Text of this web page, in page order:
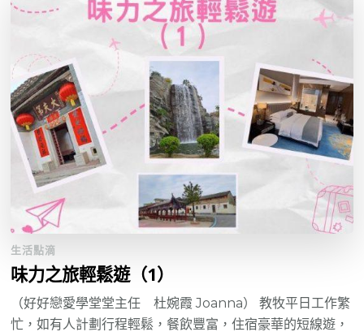
生活點滴
味力之旅輕鬆遊（1）
（好好戀愛學堂堂主任 杜婉霞 Joanna） 教牧平日工作繁
忙，如有人計劃行程輕鬆，餐飲豐富，住宿豪華的短線遊，